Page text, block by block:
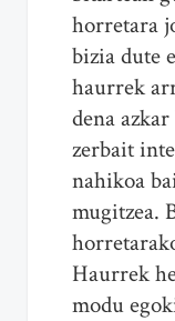
horretara
bizia dute
haurrek
dena
zerbait
nahikoa
mugitzea.
Haurrek
modu